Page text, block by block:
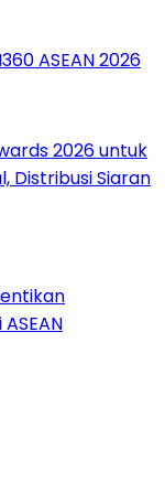
ASEAN 2026
2026 untuk
Distribusi Siaran